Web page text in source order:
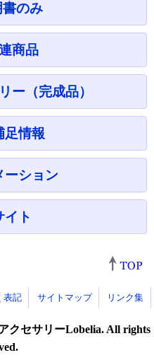
のみ
商品
ー（完成品）
足情報
ーション
イト
表記 サイトマップ リンク集
クセサリーLobelia. All rights